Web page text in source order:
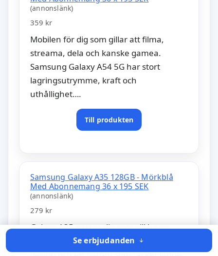
(annonslänk)
359 kr
Mobilen för dig som gillar att filma,
streama, dela och kanske gamea.
Samsung Galaxy A54 5G har stort
lagringsutrymme, kraft och
uthållighet….
Till produkten
Samsung Galaxy A35 128GB - Mörkblå
Med Abonnemang 36 x 195 SEK
(annonslänk)
279 kr
Galaxy A35 passar dig som vill ha en
prisvärd mobil med stor skärm, snygg
Se erbjudanden